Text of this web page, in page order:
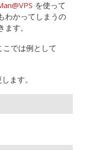
を使って
わかってしまうの
す。
では例として
ます。